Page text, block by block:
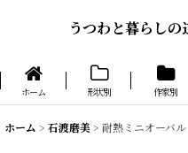
うつわと暮らし
ホーム 形状別 作家別
ホーム > 石渡磨美> 耐熱ミニオー